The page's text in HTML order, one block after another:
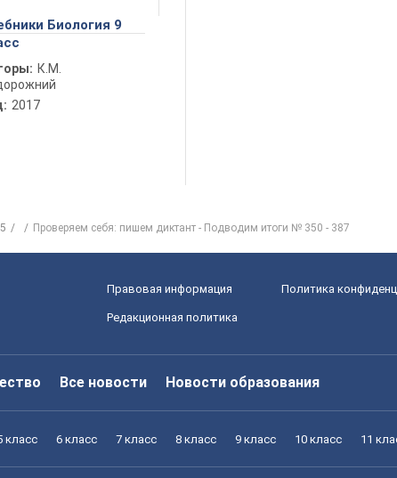
Биология 9
К.М.
2017
Проверяем себя: пишем диктант - Подводим итоги № 350 - 387
Правовая информация Политика
Редакционная политика
Все новости Новости образования
класс 6 класс 7 класс 8 класс 9 класс 10 класс 11